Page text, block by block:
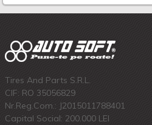
Tires And Parts S.R.L.
CIF: RO 35056829
Nr.Reg.Com.: J2015011788401
Capital Social: 200.000 LEI